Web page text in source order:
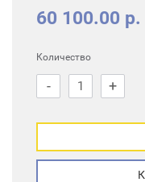
60 100.00 р.
Количество
- +